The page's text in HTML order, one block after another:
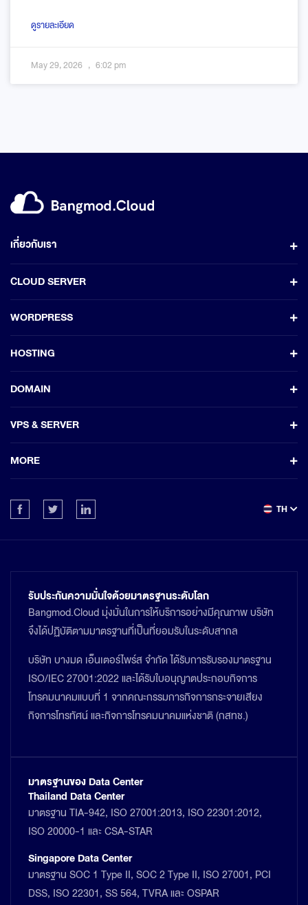
ดูรายละเอียด
May 29, 2026 6:02 pm
เกี่ยวกับเรา
CLOUD SERVER
WORDPRESS
HOSTING
DOMAIN
VPS & SERVER
MORE
TH
รับประกันความมั่นใจด้วยมาตรฐานระดับโลก
Bangmod.Cloud มุ่งมั่นในการให้บริการอย่างมีคุณภาพ บริษัท
จึงได้ปฏิบัติตามมาตรฐานที่เป็นที่ยอมรับในระดับสากล
บริษัท บางมด เอ็นเตอร์ไพร์ส จำกัด ได้รับการรับรองมาตรฐาน
ISO/IEC 27001:2022 และได้รับใบอนุญาตประกอบกิจการ
โทรคมนาคมแบบที่ 1 จากคณะกรรมการกิจการกระจายเสียง
กิจการโทรทัศน์ และกิจการโทรคมนาคมแห่งชาติ (กสทช.)
มาตรฐานของ Data Center
Thailand Data Center
มาตรฐาน TIA-942, ISO 27001:2013, ISO 22301:2012,
ISO 20000-1 และ CSA-STAR
Singapore Data Center
มาตรฐาน SOC 1 Type II, SOC 2 Type II, ISO 27001, PCI
DSS, ISO 22301, SS 564, TVRA และ OSPAR